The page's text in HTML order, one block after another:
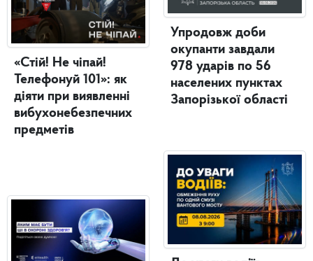
«Стій! Не чіпай!
Телефонуй 101»: як
діяти при виявленні
вибухонебезпечних
предметів
Упродовж доби
окупанти завдали
978 ударів по 56
населених пунктах
Запорізької області